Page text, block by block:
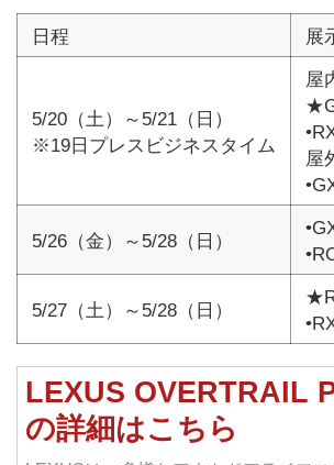
日程 展
5/20（土）～5/21（日）
※19日プレスビジネスタイム
屋
屋
5/26（金）～5/28（日）
5/27（土）～5/28（日）
LEXUS OVERTRAIL
の詳細はこちら